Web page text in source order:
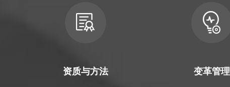
资质与方法 变革管理